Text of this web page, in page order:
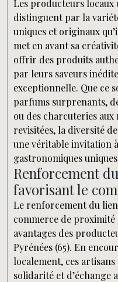
Les producteurs locaux
distinguent par la
uniques et originaux
met en avant sa
offrir des produits
par leurs saveurs
exceptionnelle. Que ce
parfums surprenants,
ou des charcuteries
revisitées, la diversité
une véritable invitation
gastronomiques
Renforcement
favorisant le
Le renforcement du
commerce de proximité
avantages des
Pyrénées (65). En
localement, ces
solidarité et d’échange